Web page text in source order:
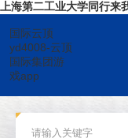
上海第二工业大学同行
国际云顶
yd4008-云顶
国际集团游
戏app